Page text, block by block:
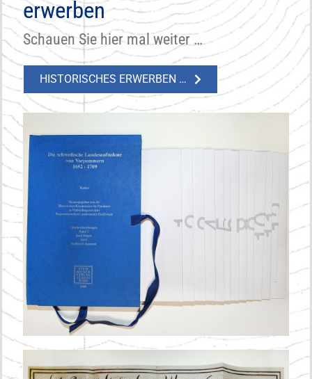
erwerben
Schauen Sie hier mal weiter …
HISTORISCHES ERWERBEN …